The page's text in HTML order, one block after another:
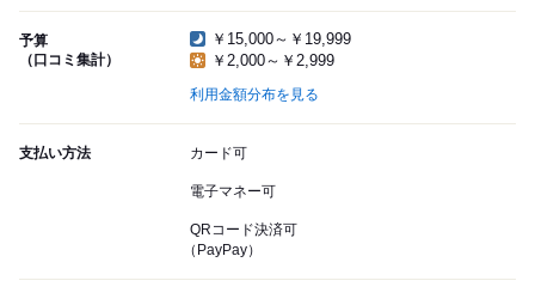
予算
（口コミ集計）
￥15,000～￥19,999
￥2,000～￥2,999
利用金額分布を見る
支払い方法 カード可
電子マネー可
QRコード決済可
（PayPay）